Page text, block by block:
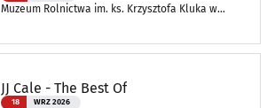
Muzeum Rolnictwa im. ks. Krzysztofa Kluka w
JJ Cale - The Best Of
18 WRZ 2026